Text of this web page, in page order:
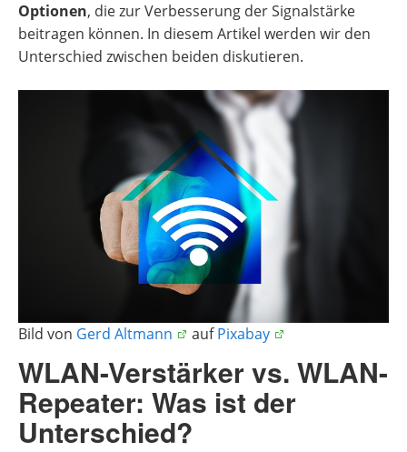
Optionen, die zur Verbesserung der Signalstärke
beitragen können. In diesem Artikel werden wir den
Unterschied zwischen beiden diskutieren.
Bild von Gerd Altmann aufPixabay
WLAN-Verstärker vs. WLAN-
Repeater: Was ist der
Unterschied?